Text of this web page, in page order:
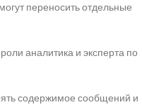
переносить отдельные
аналитика и эксперта по
содержимое сообщений и